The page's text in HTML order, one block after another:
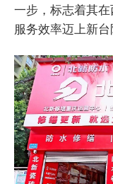
一步，标志着其
服务效率迈上新台